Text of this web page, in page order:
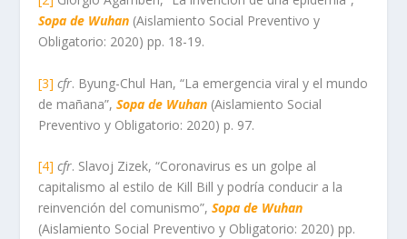
Sopa de Wuhan (Aislamiento Social Preventivo y
Obligatorio: 2020) pp. 18-19.
[3] cfr. Byung-Chul Han, “La emergencia viral y el mundo
de mañana”,Sopa de Wuhan (Aislamiento Social
Preventivo y Obligatorio: 2020) p. 97.
[4] cfr. Slavoj Zizek, “Coronavirus es un golpe al
capitalismo al estilo de Kill Bill y podría conducir a la
reinvención del comunismo”,Sopa de Wuhan
(Aislamiento Social Preventivo y Obligatorio: 2020) pp.